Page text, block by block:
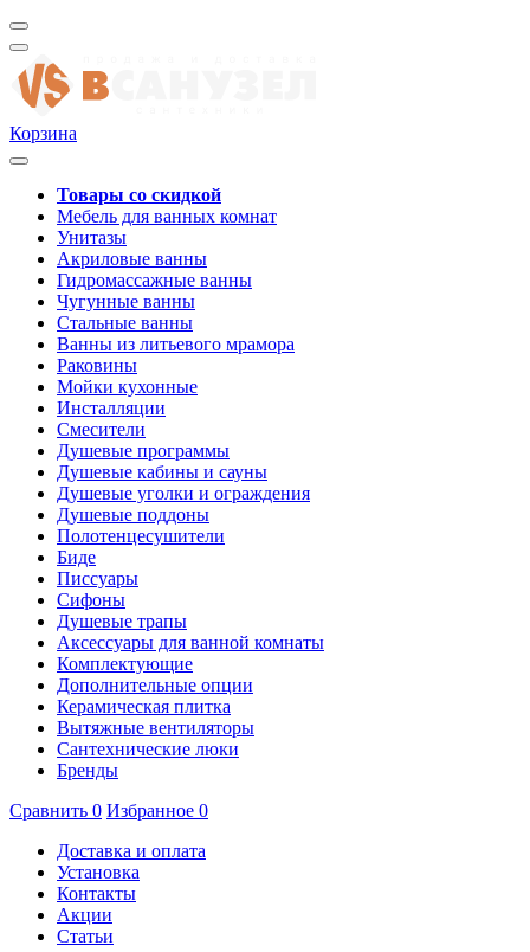
Корзина
Товары со скидкой
Мебель для ванных комнат
Унитазы
Акриловые ванны
Гидромассажные ванны
Чугунные ванны
Стальные ванны
Ванны из литьевого мрамора
Раковины
Мойки кухонные
Инсталляции
Смесители
Душевые программы
Душевые кабины и сауны
Душевые уголки и ограждения
Душевые поддоны
Полотенцесушители
Биде
Писсуары
Сифоны
Душевые трапы
Аксессуары для ванной комнаты
Комплектующие
Дополнительные опции
Керамическая плитка
Вытяжные вентиляторы
Сантехнические люки
Бренды
Сравнить 0 Избранное 0
Доставка и оплата
Установка
Контакты
Акции
Статьи